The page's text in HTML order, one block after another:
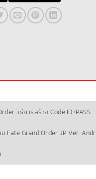
วิธีการสร้าง Code ID+PASS
Fate Grand Order JP Ver.